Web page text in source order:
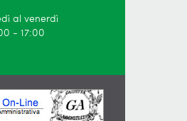
al venerdì
- 17:00